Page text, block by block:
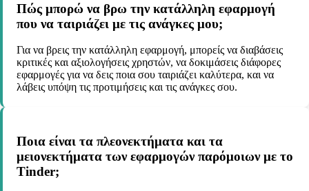
Πώς μπορώ να βρω την κατάλληλη εφαρμογή
που να ταιριάζει με τις ανάγκες μου;
Για να βρεις την κατάλληλη εφαρμογή, μπορείς να διαβάσεις
κριτικές και αξιολογήσεις χρηστών, να δοκιμάσεις διάφορες
εφαρμογές για να δεις ποια σου ταιριάζει καλύτερα, και να
λάβεις υπόψη τις προτιμήσεις και τις ανάγκες σου.
Ποια είναι τα πλεονεκτήματα και τα
μειονεκτήματα των εφαρμογών παρόμοιων με το
Tinder;